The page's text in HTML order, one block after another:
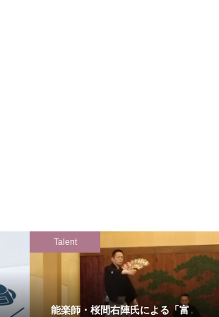
Talent
能楽師・桜間右陣氏による「富